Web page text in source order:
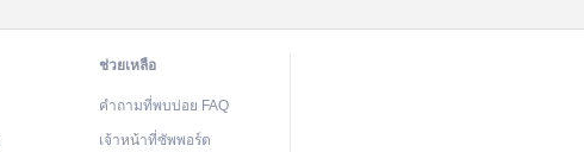
ช่วยเหลือ
คำถามที่พบบ่อย FAQ
เจ้าหน้าที่ซัพพอร์ต